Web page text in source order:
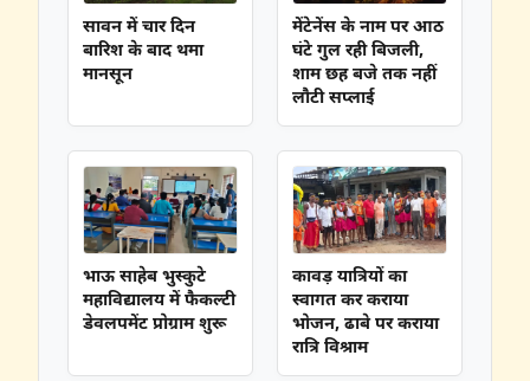
सावन में चार दिन
बारिश के बाद थमा
मानसून
मेंटेनेंस के नाम पर आठ
घंटे गुल रही बिजली,
शाम छह बजे तक नहीं
लौटी सप्लाई
भाऊ साहेब भुस्कुटे
महाविद्यालय में फैकल्टी
डेवलपमेंट प्रोग्राम शुरू
कावड़ यात्रियों का
स्वागत कर कराया
भोजन, ढाबे पर कराया
रात्रि विश्राम